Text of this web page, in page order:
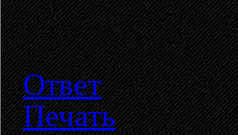
Ответ
Печать